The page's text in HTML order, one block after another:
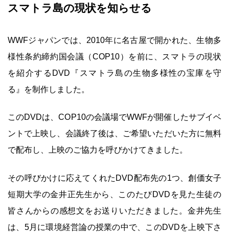
スマトラ島の現状を知らせる
WWFジャパンでは、2010年に名古屋で開かれた、生物多
様性条約締約国会議（COP10）を前に、スマトラの現状
を紹介するDVD『スマトラ島の生物多様性の宝庫を守
る』を制作しました。
このDVDは、COP10の会議場でWWFが開催したサブイベ
ントで上映し、会議終了後は、ご希望いただいた方に無料
で配布し、上映のご協力を呼びかけてきました。
その呼びかけに応えてくれたDVD配布先の1つ、創価女子
短期大学の金井正先生から、このたびDVDを見た生徒の
皆さんからの感想文をお送りいただきました。金井先生
は、5月に環境経営論の授業の中で、このDVDを上映下さ